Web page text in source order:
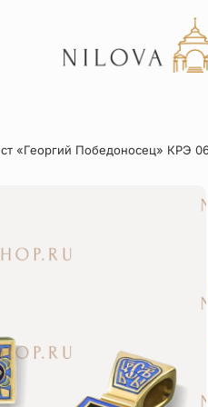
Акции
«Георгий Победоносец» КРЭ